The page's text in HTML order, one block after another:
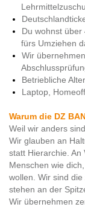
Du wohnst
fürs Umziehen
Wir
Betriebliche
Laptop,
Warum die DZ
Weil wir anders
Wir glauben an
statt Hierarchie. An
Menschen wie
wollen. Wir sind
stehen an der
Wir übernehmen